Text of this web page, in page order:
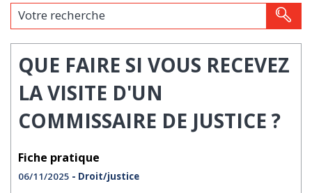
Votre recherche
QUE FAIRE SI VOUS RECEVEZ
LA VISITE D'UN
COMMISSAIRE DE JUSTICE ?
Fiche pratique
06/11/2025 - Droit/justice